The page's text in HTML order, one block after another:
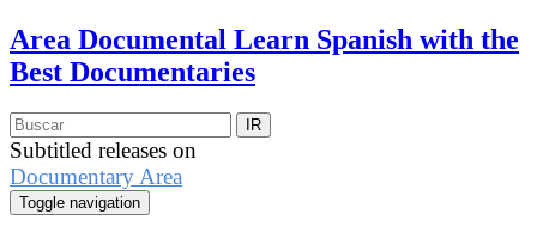
Area Documental Learn Spanish with the
Best Documentaries
Subtitled releases on
Documentary Area
Toggle navigation